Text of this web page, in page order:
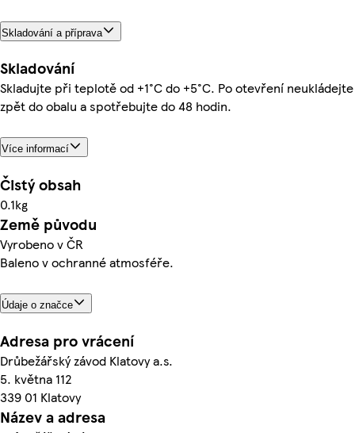
Skladování a příprava
Skladování
Skladujte při teplotě od +1°C do +5°C. Po otevření neukládejte
zpět do obalu a spotřebujte do 48 hodin.
Více informací
Čistý obsah
0.1kg
Země původu
Vyrobeno v ČR
Baleno v ochranné atmosféře.
Údaje o značce
Adresa pro vrácení
Drůbežářský závod Klatovy a.s.
5. května 112
339 01 Klatovy
Název a adresa